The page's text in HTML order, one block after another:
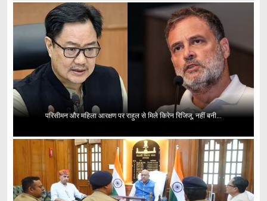
परिसीमन और महिला आरक्षण पर राहुल से मिले किरेन रिजिजू, नहीं बनी...